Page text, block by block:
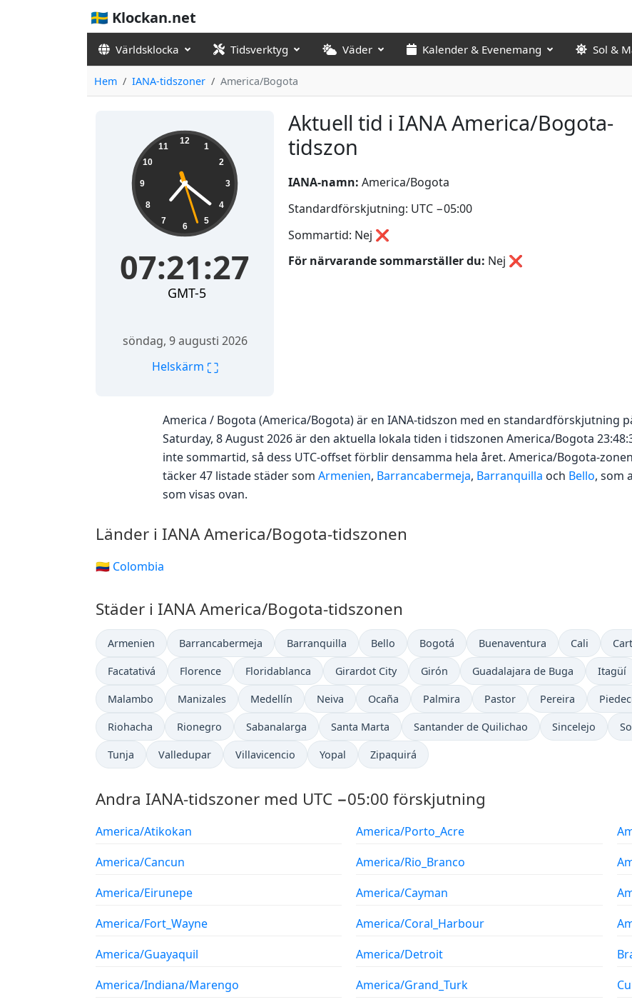
🇸🇪 Klockan.net
Världsklocka Tidsverktyg Väder Kalender & Evenemang Sol &
Hem IANA-tidszoner America/Bogota
Aktuell tid i IANA America/Bogota-
tidszon
07:21:28 12
1
2
3
4
5
6
7
8
9
10
11
07:21:28
GMT-5
söndag, 9 augusti 2026
Helskärm ⛶
IANA-namn: America/Bogota
Standardförskjutning: UTC −05:00
Sommartid: Nej ❌
För närvarande sommarställer du: Nej ❌
America / Bogota (America/Bogota) är en IANA-tidszon med en standardförskjutning
Saturday, 8 August 2026 är den aktuella lokala tiden i tidszonen America/Bogota
inte sommartid, så dess UTC-offset förblir densamma hela året. America/Bogota-
täcker 47 listade städer som Armenien, Barrancabermeja, Barranquilla och Bello, som
som visas ovan.
Länder i IANA America/Bogota-tidszonen
🇨🇴 Colombia
Städer i IANA America/Bogota-tidszonen
Armenien Barrancabermeja Barranquilla Bello Bogotá Buenaventura Cali
Facatativá Florence Floridablanca Girardot City Girón Guadalajara de Buga Itagüí
Malambo Manizales Medellín Neiva Ocaña Palmira Pastor Pereira
Riohacha Rionegro Sabanalarga Santa Marta Santander de Quilichao Sincelejo
Tunja Valledupar Villavicencio Yopal Zipaquirá
Andra IANA-tidszoner med UTC −05:00 förskjutning
America/Atikokan
America/Cancun
America/Eirunepe
America/Fort_Wayne
America/Guayaquil
America/Indiana/Marengo
America/Porto_Acre
America/Rio_Branco
America/Cayman
America/Coral_Harbour
America/Detroit
America/Grand_Turk